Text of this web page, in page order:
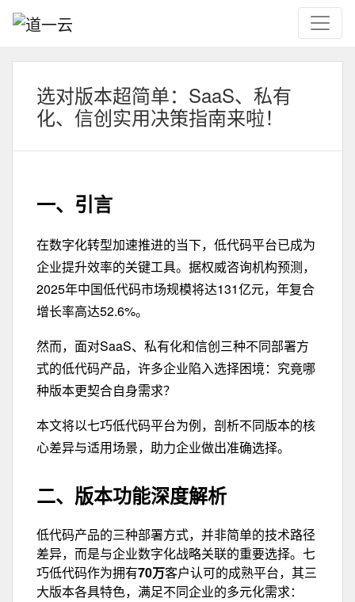
选对版本超简单：SaaS、私有
化、信创实用决策指南来啦！
一、引言
在数字化转型加速推进的当下，低代码平台已成为
企业提升效率的关键工具。据权威咨询机构预测，
2025年中国低代码市场规模将达131亿元，年复合
增长率高达52.6%。
然而，面对SaaS、私有化和信创三种不同部署方
式的低代码产品，许多企业陷入选择困境： 究竟哪
种版本更契合自身需求？
本文将以七巧低代码平台为例，剖析不同版本的核
心差异与适用场景，助力企业做出准确选择。
二、版本功能深度解析
低代码产品的三种部署方式，并非简单的技术路径
差异，而是与企业数字化战略关联的重要选择。七
巧低代码作为拥有70万客户认可的成熟平台，其三
大版本各具特色，满足不同企业的多元化需求：